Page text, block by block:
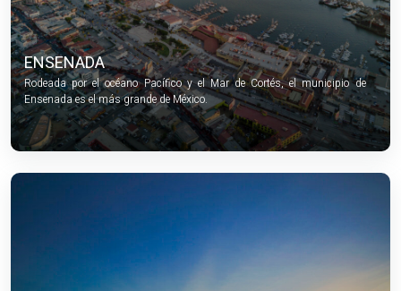
ENSENADA
Rodeada por el océano Pacífico y el Mar de Cortés, el municipio de
Ensenada es el más grande de México.